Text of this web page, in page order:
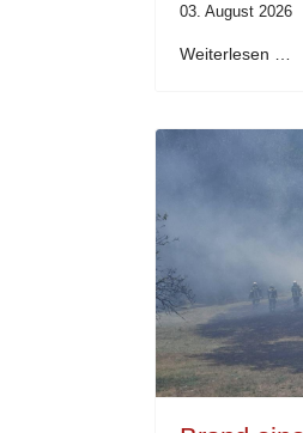
03. August 2026
Weiterlesen …